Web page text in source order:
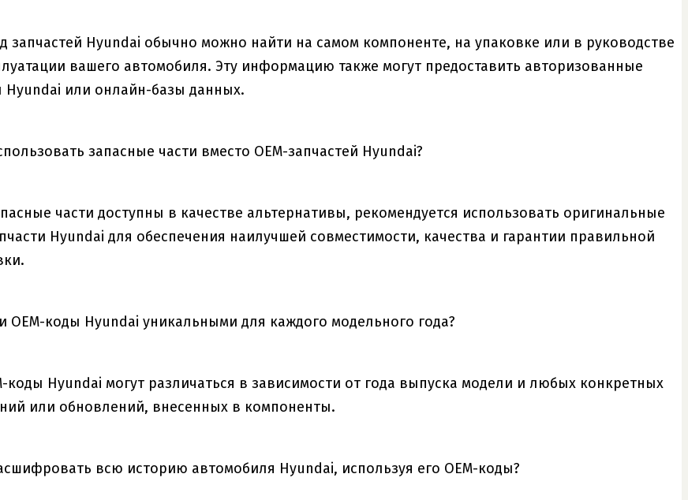
запчастей Hyundai обычно можно найти на самом компоненте, на упаковке или в руководстве
вашего автомобиля. Эту информацию также могут предоставить авторизованные
Hyundai или онлайн-базы данных.
запасные части вместо OEM-запчастей Hyundai?
части доступны в качестве альтернативы, рекомендуется использовать оригинальные
Hyundai для обеспечения наилучшей совместимости, качества и гарантии правильной
OEM-коды Hyundai уникальными для каждого модельного года?
коды Hyundai могут различаться в зависимости от года выпуска модели и любых конкретных
или обновлений, внесенных в компоненты.
всю историю автомобиля Hyundai, используя его OEM-коды?